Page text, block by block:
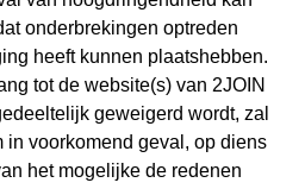
onderbrekingen optreden
heeft kunnen plaatshebben.
tot de website(s) van 2JOIN
geweigerd wordt, zal
in voorkomend geval, op diens
het mogelijke de redenen